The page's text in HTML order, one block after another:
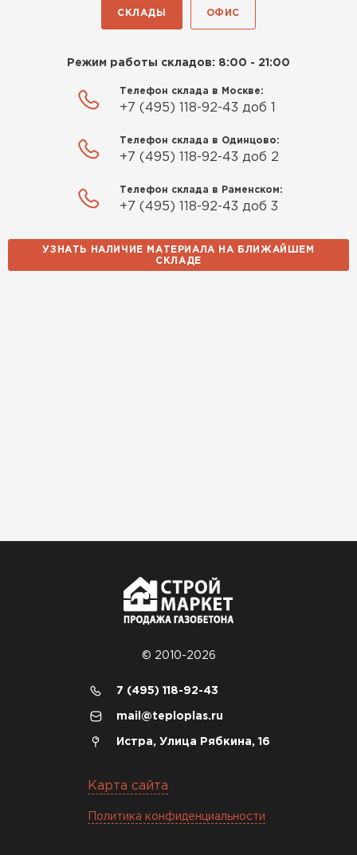
СКЛАДЫ ОФИС
Режим работы складов: 8:00 - 21:00
Телефон склада в Москве:
+7 (495) 118-92-43 доб 1
Телефон склада в Одинцово:
+7 (495) 118-92-43 доб 2
Телефон склада в Раменском:
+7 (495) 118-92-43 доб 3
УЗНАТЬ НАЛИЧИЕ МАТЕРИАЛА НА БЛИЖАЙШЕМ
СКЛАДЕ
© 2010-2026
7 (495) 118-92-43
mail@teploplas.ru
Истра, Улица Рябкина, 16
Карта сайта
Политика конфиденциальности